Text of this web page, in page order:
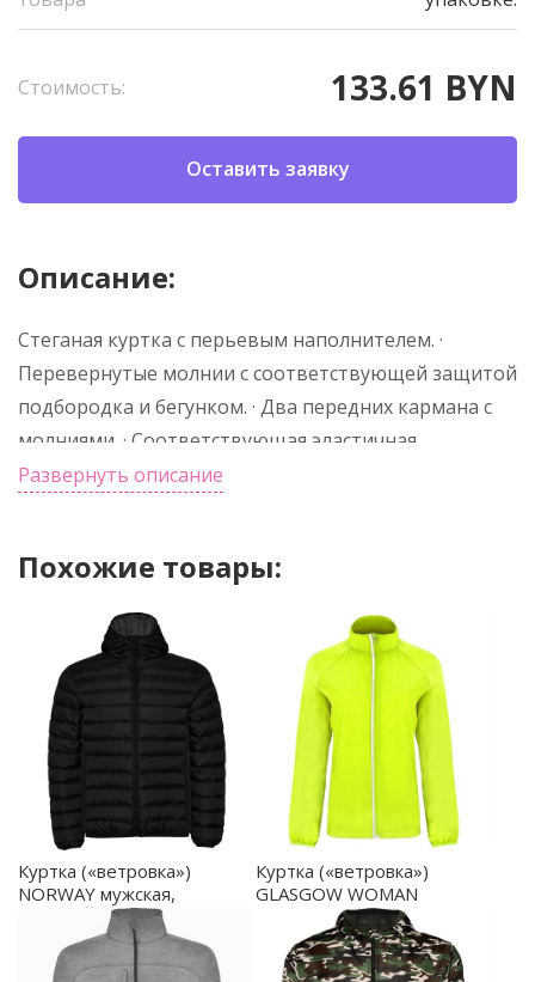
Стоимость: 133.61 BYN
Оставить заявку
Описание:
Стеганая куртка с перьевым наполнителем. ·
Перевернутые молнии с соответствующей защитой
подбородка и бегунком. · Два передних кармана с
молниями. · Соответствующая эластичная
окантовка на манжетах и подоле. · Контрастная
полиэстер, эффект перьев. 290 г/м². Легкое и
складное изделие. *Съемная этикетка.
*Водонепроницаемый. *Ветрозащитный.
*Концепция Duo. РАЗМЕРЫ Взрослые:: S · M· L · XL ·
2XL · 3XL
Развернуть описание
Похожие товары:
Куртка («ветровка»)
NORWAY мужская,
ЧЕРНЫЙ M - RA50900202
Куртка («ветровка»)
GLASGOW WOMAN
ФЛУОРЕСЦЕНТНЫЙ
ЖЕЛТЫЙ L - CV505103221